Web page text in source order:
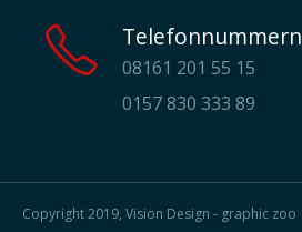
Telefonnummern
08161 201 55 15
0157 830 333 89
Copyright 2019, Vision Design - graphic zoo